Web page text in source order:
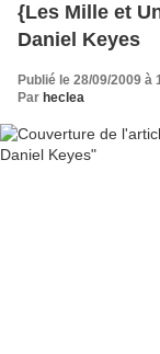
{Les Mille et
Daniel Keyes
Publié le 28/09/2009 à
Par heclea